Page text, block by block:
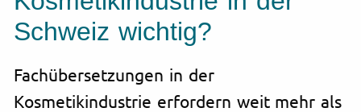
Schweiz wichtig?
Fachübersetzungen in der
Kosmetikindustrie erfordern weit mehr als